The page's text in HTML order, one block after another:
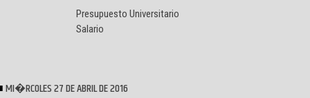
Presupuesto Universitario
Salario
MI�RCOLES 27 DE ABRIL DE 2016